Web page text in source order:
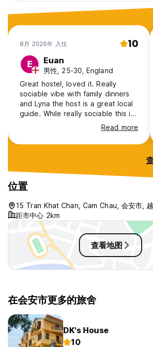
8月 2026年 入住 10
E Euan
男性, 25-30, England
Great hostel, loved it. Really
sociable vibe with family dinners
and Lyna the host is a great local
guide. While really sociable this is
not a party hostel, which was
exactly what we were after. Would
love to come back.
Read more
位置
15 Tran Khat Chan, Cam Chau, 会安市,
距市中心 2km
查看地图
在会安市更多的旅舍
DK's House
10